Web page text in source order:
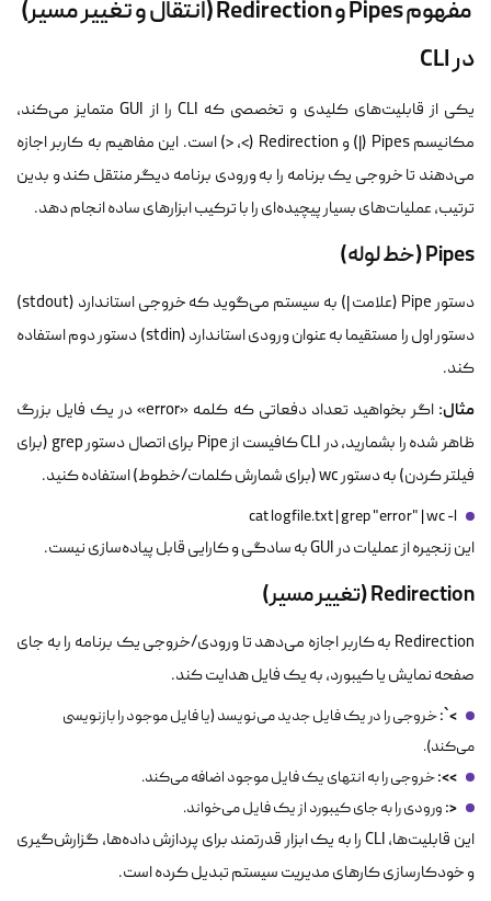
مفهوم Pipes و Redirection (انتقال و تغییر مسیر)
در CLI
یکی از قابلیت‌های کلیدی و تخصصی که CLI را از GUI متمایز می‌کند،
مکانیسم Pipes (|) و Redirection (>, <) است. این مفاهیم به کاربر اجازه
می‌دهند تا خروجی یک برنامه را به ورودی برنامه دیگر منتقل کند و بدین
ترتیب، عملیات‌های بسیار پیچیده‌ای را با ترکیب ابزارهای ساده انجام دهد.
Pipes (خط لوله)
دستور Pipe (علامت |
) به سیستم می‌گوید که خروجی استاندارد (stdout)
دستور اول را مستقیما به عنوان ورودی استاندارد (stdin) دستور دوم استفاده
کند.
مثال:
اگر بخواهید تعداد دفعاتی که کلمه «error» در یک فایل بزرگ
ظاهر شده را بشمارید، در CLI کافیست از Pipe برای اتصال دستور
grep(برای
فیلتر کردن) به دستورwc(برای شمارش کلمات/خطوط) استفاده کنید.
cat logfile.txt | grep "error" | wc -l
این زنجیره از عملیات در GUI به سادگی و کارایی قابل پیاده‌سازی نیست.
Redirection (تغییر مسیر)
Redirection به کاربر اجازه می‌دهد تا ورودی/خروجی یک برنامه را به جای
صفحه نمایش یا کیبورد، به یک فایل هدایت کند.
>`:خروجی را در یک فایل جدید می‌نویسد (یا فایل موجود را بازنویسی
می‌کند).
>>
:خروجی را به انتهای یک فایل موجود اضافه می‌کند.
<
: ورودی را به جای کیبورد از یک فایل می‌خواند.
این قابلیت‌ها، CLI را به یک ابزار قدرتمند برای پردازش داده‌ها، گزارش‌گیری
و خودکارسازی کارهای مدیریت سیستم تبدیل کرده است.